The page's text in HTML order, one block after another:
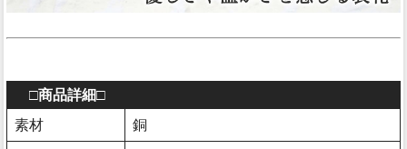
□商品詳細□
素材
銅